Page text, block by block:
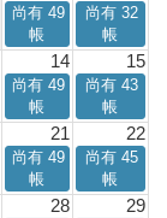
尚有 49
帳
尚有 32
帳
尚有 49
帳
尚有 43
帳
尚有 49
帳
尚有 45
帳
14 15
21 22
28 29